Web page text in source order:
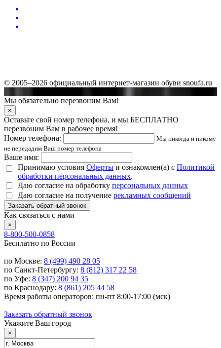
© 2005–2026 официальный интернет-магазин обуви snoufa.ru
Мы обязательно перезвоним Вам!
×
Оставьте свой номер телефона, и мы БЕСПЛАТНО
перезвоним Вам в рабочее время!
Номер телефона:
Мы никогда и никому
не передадим Ваш номер телефона
Ваше имя:
Принимаю условия Оферты и ознакомлен(а) с Политикой
обработки персональных данных.
Даю согласие на обработку персональных данных
Даю согласие на получение рекламных сообщений
Заказать обратный звонок
Как связаться с нами
×
8-800-500-0858
Бесплатно по России
по Москве: 8 (499) 490 28 05
по Санкт-Петербургу: 8 (812) 317 22 58
по Уфе: 8 (347) 200 94 35
по Краснодару: 8 (861) 205 44 58
Время работы операторов: пн-пт 8:00-17:00 (мск)
Заказать обратный звонок
Укажите Ваш город
×